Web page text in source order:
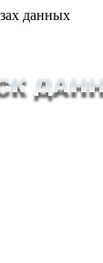
данных